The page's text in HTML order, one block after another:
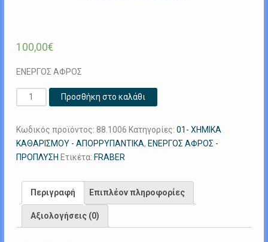
100,00€
ΕΝΕΡΓΟΣ ΑΦΡΟΣ
SUPER
SELF
Kg
ποσότητα
Προσθήκη στο καλάθι
Κωδικός προϊόντος: 88.1006 Κατηγορίες: 01- ΧΗΜΙΚΑ
ΚΑΘΑΡΙΣΜΟΥ - ΑΠΟΡΡΥΠΑΝΤΙΚΑ, ΕΝΕΡΓΟΣ ΑΦΡΟΣ -
ΠΡΟΠΛΥΣΗ Ετικέτα: FRABER
Περιγραφή Επιπλέον πληροφορίες
Αξιολογήσεις (0)